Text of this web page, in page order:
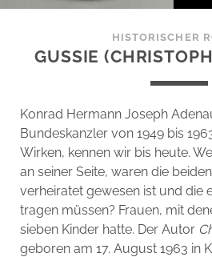
HISTORISCHER
GUSSIE
Konrad Hermann Joseph
Bundeskanzler von 1949 bis
Wirken, kennen wir bis heute.
an seiner Seite, waren die
verheiratet gewesen ist und die
tragen müssen? Frauen, mit
sieben Kinder hatte. Der Autor
geboren am 17. August 1963 in